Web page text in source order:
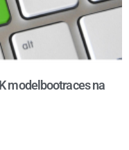
modelbootraces na